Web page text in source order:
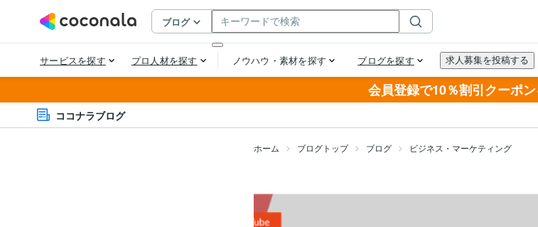
会員登録で10％割引クーポン
ココナラブログ
ホーム ブログトップ ブログ ビジネス・マーケティング